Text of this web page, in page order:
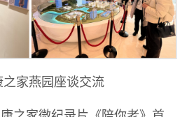
之家燕园座谈交流